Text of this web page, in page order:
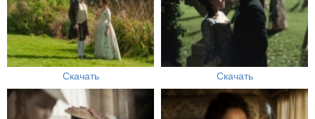
Скачать Скачать